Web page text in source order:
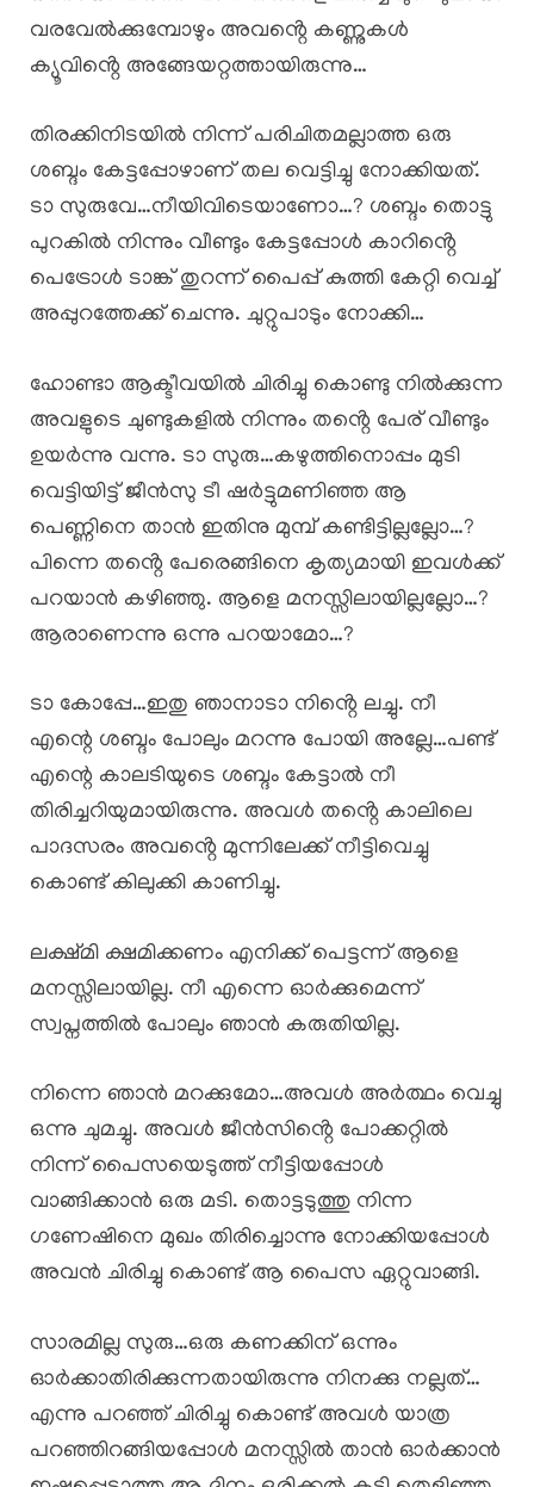
വരവേൽക്കുമ്പോഴും അവൻ്റെ കണ്ണുകൾ
ക്യൂവിൻ്റെ അങ്ങേയറ്റത്തായിരുന്നു…
തിരക്കിനിടയിൽ നിന്ന് പരിചിതമല്ലാത്ത ഒരു
ശബ്ദം കേട്ടപ്പോഴാണ് തല വെട്ടിച്ചു നോക്കിയത്.
ടാ സുരുവേ…നീയിവിടെയാണോ…? ശബ്ദം തൊട്ടു
പുറകിൽ നിന്നും വീണ്ടും കേട്ടപ്പോൾ കാറിൻ്റെ
പെട്രോൾ ടാങ്ക് തുറന്ന് പൈപ്പ് കുത്തി കേറ്റി വെച്ച്
അപ്പുറത്തേക്ക് ചെന്നു. ചുറ്റുപാടും നോക്കി…
ഹോണ്ടാ ആക്ടീവയിൽ ചിരിച്ചു കൊണ്ടു നിൽക്കുന്ന
അവളുടെ ചുണ്ടുകളിൽ നിന്നും തൻ്റെ പേര് വീണ്ടും
ഉയർന്നു വന്നു. ടാ സുരു…കഴുത്തിനൊപ്പം മുടി
വെട്ടിയിട്ട് ജീൻസു ടീ ഷർട്ടുമണിഞ്ഞ ആ
പെണ്ണിനെ താൻ ഇതിനു മുമ്പ് കണ്ടിട്ടില്ലല്ലോ…?
പിന്നെ തൻ്റെ പേരെങ്ങിനെ കൃത്യമായി ഇവൾക്ക്
പറയാൻ കഴിഞ്ഞു. ആളെ മനസ്സിലായില്ലല്ലോ…?
ആരാണെന്നു ഒന്നു പറയാമോ…?
ടാ കോപ്പേ…ഇതു ഞാനാടാ നിൻ്റെ ലച്ചു. നീ
എന്റെ ശബ്ദം പോലും മറന്നു പോയി അല്ലേ…പണ്ട്
എന്റെ കാലടിയുടെ ശബ്ദം കേട്ടാൽ നീ
തിരിച്ചറിയുമായിരുന്നു. അവൾ തൻ്റെ കാലിലെ
പാദസരം അവൻ്റെ മുന്നിലേക്ക് നീട്ടിവെച്ചു
കൊണ്ട് കിലുക്കി കാണിച്ചു.
ലക്ഷ്മി ക്ഷമിക്കണം എനിക്ക് പെട്ടന്ന് ആളെ
മനസ്സിലായില്ല. നീ എന്നെ ഓർക്കുമെന്ന്
സ്വപ്നത്തിൽ പോലും ഞാൻ കരുതിയില്ല.
നിന്നെ ഞാൻ മറക്കുമോ…അവൾ അർത്ഥം വെച്ചു
ഒന്നു ചുമച്ചു. അവൾ ജീൻസിൻ്റെ പോക്കറ്റിൽ
നിന്ന് പൈസയെടുത്ത് നീട്ടിയപ്പോൾ
വാങ്ങിക്കാൻ ഒരു മടി. തൊട്ടടുത്തു നിന്ന
ഗണേഷിനെ മുഖം തിരിച്ചൊന്നു നോക്കിയപ്പോൾ
അവൻ ചിരിച്ചു കൊണ്ട് ആ പൈസ ഏറ്റുവാങ്ങി.
സാരമില്ല സുരു…ഒരു കണക്കിന് ഒന്നും
ഓർക്കാതിരിക്കുന്നതായിരുന്നു നിനക്കു നല്ലത്…
എന്നു പറഞ്ഞ് ചിരിച്ചു കൊണ്ട് അവൾ യാത്ര
പറഞ്ഞിറങ്ങിയപ്പോൾ മനസ്സിൽ താൻ ഓർക്കാൻ